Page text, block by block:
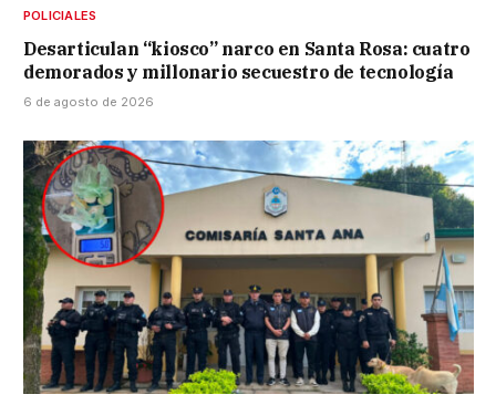
POLICIALES
Desarticulan “kiosco” narco en Santa Rosa: cuatro
demorados y millonario secuestro de tecnología
6 de agosto de 2026